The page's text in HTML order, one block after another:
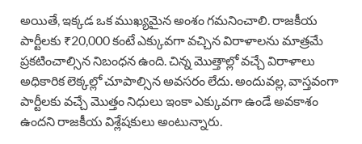
అయితే, ఇక్కడ ఒక ముఖ్యమైన అంశం గమనించాలి. రాజకీయ
పార్టీలకు ₹20,000 కంటే ఎక్కువగా వచ్చిన విరాళాలను మాత్రమే
ప్రకటించాల్సిన నిబంధన ఉంది. చిన్న మొత్తాల్లో వచ్చే విరాళాలు
అధికారిక లెక్కల్లో చూపాల్సిన అవసరం లేదు. అందువల్ల, వాస్తవంగా
పార్టీలకు వచ్చే మొత్తం నిధులు ఇంకా ఎక్కువగా ఉండే అవకాశం
ఉందని రాజకీయ విశ్లేషకులు అంటున్నారు.